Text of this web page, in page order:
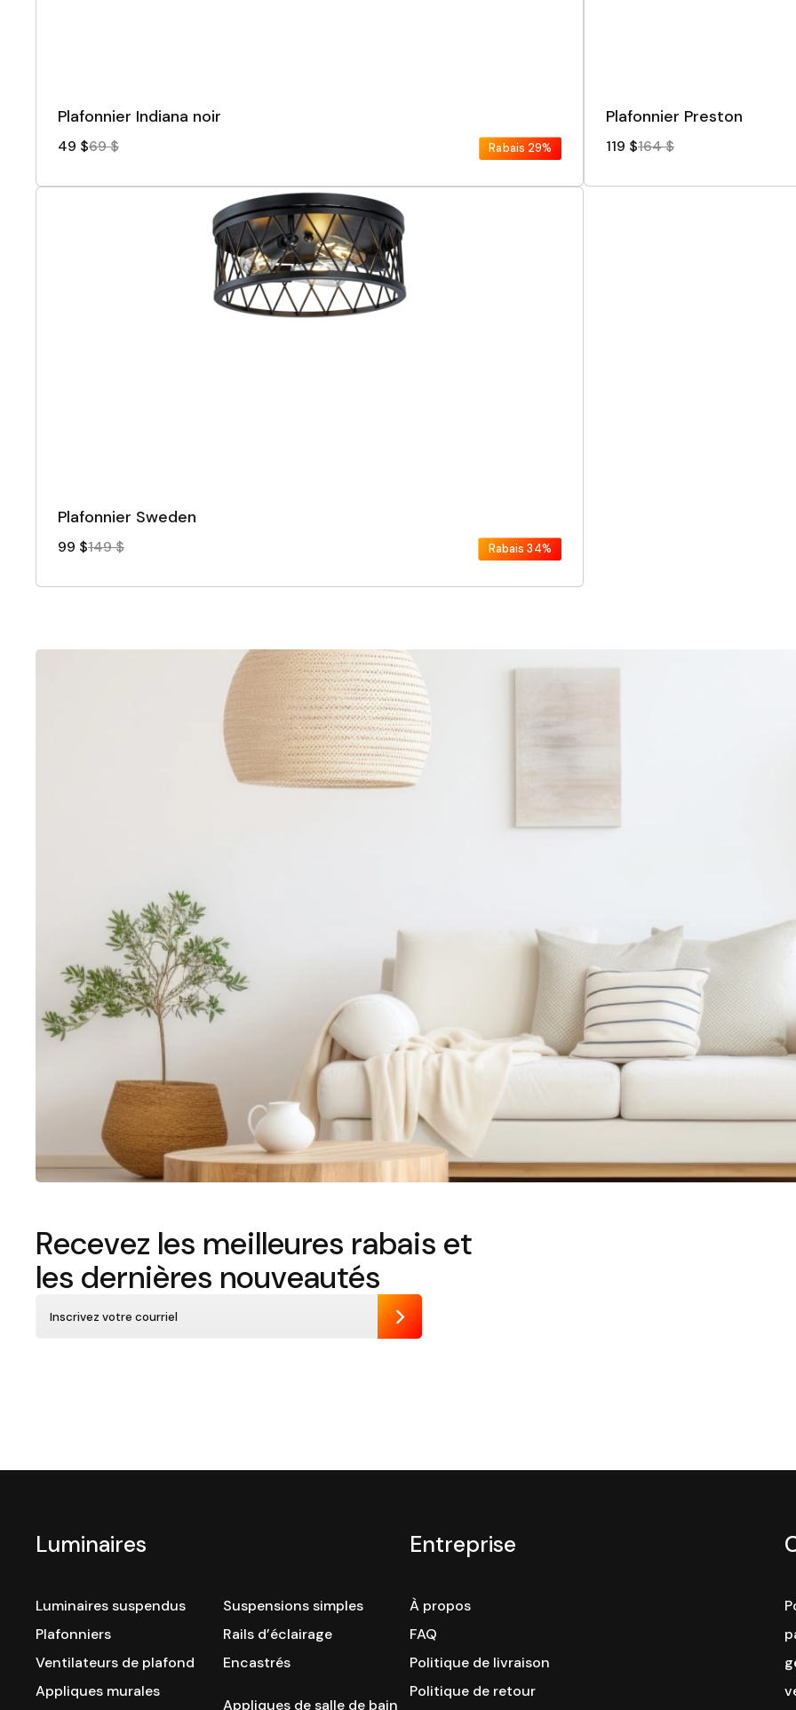
Plafonnier Indiana noir
49 $69 $ Rabais 29%
Plafonnier Preston
119 $164 $
Plafonnier Sweden
99 $149 $ Rabais 34%
Recevez les meilleures rabais et
les dernières nouveautés
Envoyer
Luminaires
Luminaires suspendus
Suspensions simples
Plafonniers
Rails d’éclairage
Ventilateurs de plafond
Encastrés
Appliques murales
Appliques de salle de bain
Entreprise
À propos
FAQ
Politique de livraison
Politique de retour